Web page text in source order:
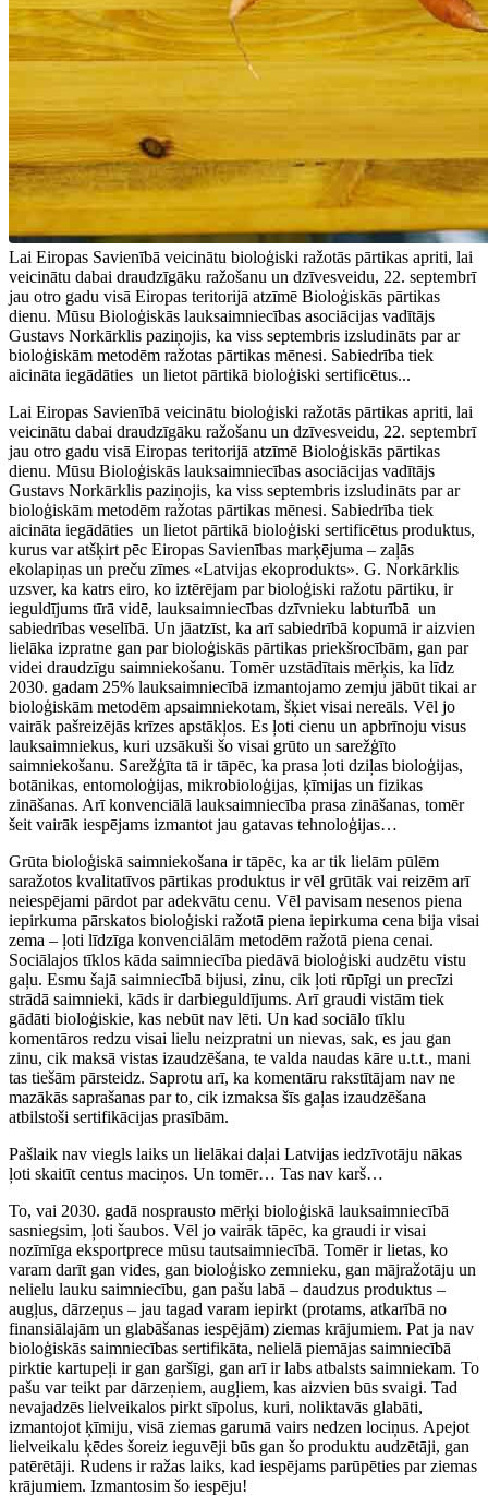
Lai Eiropas Savienībā veicinātu bioloģiski ražotās pārtikas apriti, lai
veicinātu dabai draudzīgāku ražošanu un dzīvesveidu, 22. septembrī
jau otro gadu visā Eiropas teritorijā atzīmē Bioloģiskās pārtikas
dienu. Mūsu Bioloģiskās lauksaimniecības asociācijas vadītājs
Gustavs Norkārklis paziņojis, ka viss septembris izsludināts par ar
bioloģiskām metodēm ražotas pārtikas mēnesi. Sabiedrība tiek
aicināta iegādāties un lietot pārtikā bioloģiski sertificētus...
Lai Eiropas Savienībā veicinātu bioloģiski ražotās pārtikas apriti, lai
veicinātu dabai draudzīgāku ražošanu un dzīvesveidu, 22. septembrī
jau otro gadu visā Eiropas teritorijā atzīmē Bioloģiskās pārtikas
dienu. Mūsu Bioloģiskās lauksaimniecības asociācijas vadītājs
Gustavs Norkārklis paziņojis, ka viss septembris izsludināts par ar
bioloģiskām metodēm ražotas pārtikas mēnesi. Sabiedrība tiek
aicināta iegādāties un lietot pārtikā bioloģiski sertificētus produktus,
kurus var atšķirt pēc Eiropas Savienības marķējuma – zaļās
ekolapiņas un preču zīmes «Latvijas ekoprodukts». G. Norkārklis
uzsver, ka katrs eiro, ko iztērējam par bioloģiski ražotu pārtiku, ir
ieguldījums tīrā vidē, lauksaimniecības dzīvnieku labturībā un
sabiedrības veselībā. Un jāatzīst, ka arī sabiedrībā kopumā ir aizvien
lielāka izpratne gan par bioloģiskās pārtikas priekšrocībām, gan par
videi draudzīgu saimniekošanu. Tomēr uzstādītais mērķis, ka līdz
2030. gadam 25% lauksaimniecībā izmantojamo zemju jābūt tikai ar
bioloģiskām metodēm apsaimniekotam, šķiet visai nereāls. Vēl jo
vairāk pašreizējās krīzes apstākļos. Es ļoti cienu un apbrīnoju visus
lauksaimniekus, kuri uzsākuši šo visai grūto un sarežģīto
saimniekošanu. Sarežģīta tā ir tāpēc, ka prasa ļoti dziļas bioloģijas,
botānikas, entomoloģijas, mikrobioloģijas, ķīmijas un fizikas
zināšanas. Arī konvenciālā lauksaimniecība prasa zināšanas, tomēr
šeit vairāk iespējams izmantot jau gatavas tehnoloģijas…
Grūta bioloģiskā saimniekošana ir tāpēc, ka ar tik lielām pūlēm
saražotos kvalitatīvos pārtikas produktus ir vēl grūtāk vai reizēm arī
neiespējami pārdot par adekvātu cenu. Vēl pavisam nesenos piena
iepirkuma pārskatos bioloģiski ražotā piena iepirkuma cena bija visai
zema – ļoti līdzīga konvenciālām metodēm ražotā piena cenai.
Sociālajos tīklos kāda saimniecība piedāvā bioloģiski audzētu vistu
gaļu. Esmu šajā saimniecībā bijusi, zinu, cik ļoti rūpīgi un precīzi
strādā saimnieki, kāds ir darbieguldījums. Arī graudi vistām tiek
gādāti bioloģiskie, kas nebūt nav lēti. Un kad sociālo tīklu
komentāros redzu visai lielu neizpratni un nievas, sak, es jau gan
zinu, cik maksā vistas izaudzēšana, te valda naudas kāre u.t.t., mani
tas tiešām pārsteidz. Saprotu arī, ka komentāru rakstītājam nav ne
mazākās saprašanas par to, cik izmaksa šīs gaļas izaudzēšana
atbilstoši sertifikācijas prasībām.
Pašlaik nav viegls laiks un lielākai daļai Latvijas iedzīvotāju nākas
ļoti skaitīt centus maciņos. Un tomēr… Tas nav karš…
To, vai 2030. gadā nosprausto mērķi bioloģiskā lauksaimniecībā
sasniegsim, ļoti šaubos. Vēl jo vairāk tāpēc, ka graudi ir visai
nozīmīga eksportprece mūsu tautsaimniecībā. Tomēr ir lietas, ko
varam darīt gan vides, gan bioloģisko zemnieku, gan mājražotāju un
nelielu lauku saimniecību, gan pašu labā – daudzus produktus –
augļus, dārzeņus – jau tagad varam iepirkt (protams, atkarībā no
finansiālajām un glabāšanas iespējām) ziemas krājumiem. Pat ja nav
bioloģiskās saimniecības sertifikāta, nelielā piemājas saimniecībā
pirktie kartupeļi ir gan garšīgi, gan arī ir labs atbalsts saimniekam. To
pašu var teikt par dārzeņiem, augļiem, kas aizvien būs svaigi. Tad
nevajadzēs lielveikalos pirkt sīpolus, kuri, noliktavās glabāti,
izmantojot ķīmiju, visā ziemas garumā vairs nedzen lociņus. Apejot
lielveikalu ķēdes šoreiz ieguvēji būs gan šo produktu audzētāji, gan
patērētāji. Rudens ir ražas laiks, kad iespējams parūpēties par ziemas
krājumiem. Izmantosim šo iespēju!